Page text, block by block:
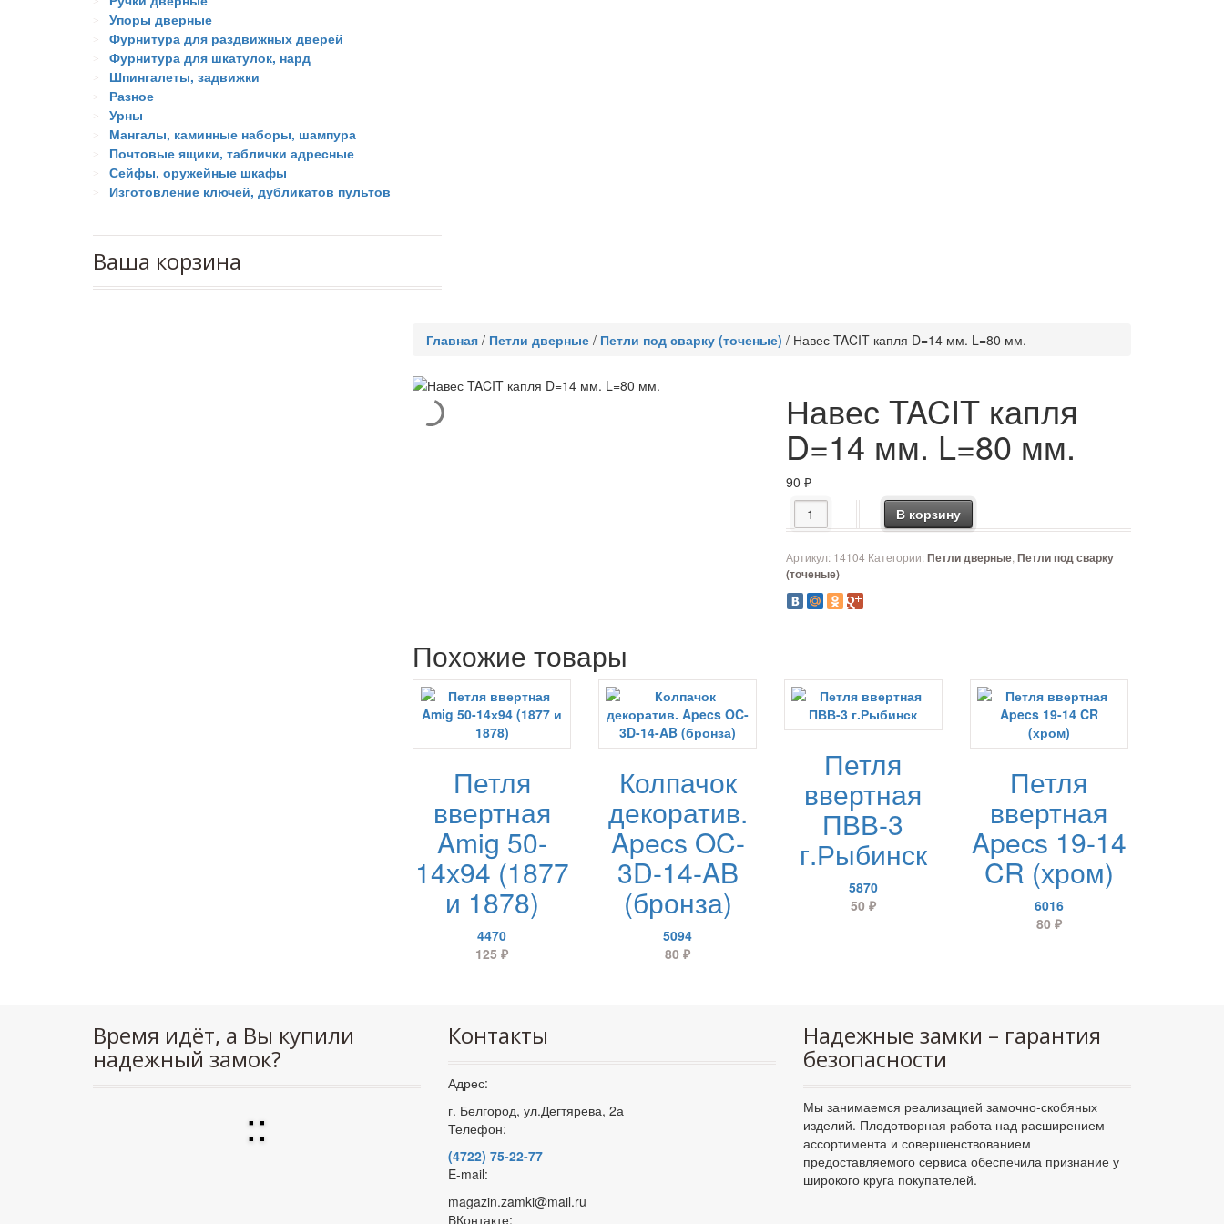
Упоры дверные
Фурнитура для раздвижных дверей
Фурнитура для шкатулок, нард
Шпингалеты, задвижки
Разное
Урны
Мангалы, каминные наборы, шампура
Почтовые ящики, таблички адресные
Сейфы, оружейные шкафы
Изготовление ключей, дубликатов пультов
Ваша корзина
Главная / Петли дверные / Петли под сварку (точеные) / Навес TACIT капля D=14 мм. L=80 мм.
Навес TACIT капля
D=14 мм. L=80 мм.
90₽
Количество товара Навес TACIT капля D=14 мм. L=80 мм.
В корзину
Артикул: 14104 Категории:Петли дверные,Петли под сварку
(точеные)
Похожие товары
Петля
ввертная
Amig 50-
14х94 (1877
и 1878)
4470
125₽
Колпачок
декоратив.
Apecs OC-
3D-14-AB
(бронза)
5094
80 ₽
Петля
ввертная
ПВВ-3
г.Рыбинск
5870
50 ₽
Петля
ввертная
Apecs 19-14
CR (хром)
6016
80 ₽
Время идёт, а Вы купили
надежный замок?
::
Контакты
Адрес:
г. Белгород, ул.Дегтярева, 2а
Телефон:
(4722) 75-22-77
E-mail:
magazin.zamki@mail.ru
ВКонтакте:
Надежные замки – гарантия
безопасности
Мы занимаемся реализацией замочно-скобяных
изделий. Плодотворная работа над расширением
ассортимента и совершенствованием
предоставляемого сервиса обеспечила признание у
широкого круга покупателей.